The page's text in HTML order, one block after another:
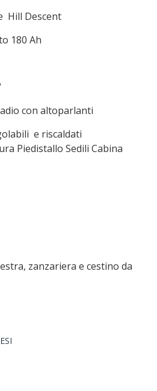
Hill Descent
180 Ah
con altoparlanti
e riscaldati
Piedistallo Sedili Cabina
zanzariera e cestino da